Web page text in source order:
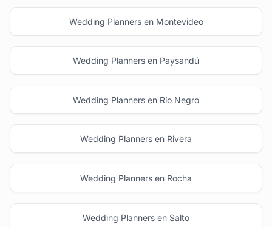
Wedding Planners en Montevideo
Wedding Planners en Paysandú
Wedding Planners en Río Negro
Wedding Planners en Rivera
Wedding Planners en Rocha
Wedding Planners en Salto